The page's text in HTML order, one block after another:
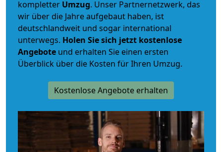
kompletter Umzug. Unser Partnernetzwerk, das
wir über die Jahre aufgebaut haben, ist
deutschlandweit und sogar international
unterwegs. Holen Sie sich jetzt kostenlose
Angebote und erhalten Sie einen ersten
Überblick über die Kosten für Ihren Umzug.
Kostenlose Angebote erhalten